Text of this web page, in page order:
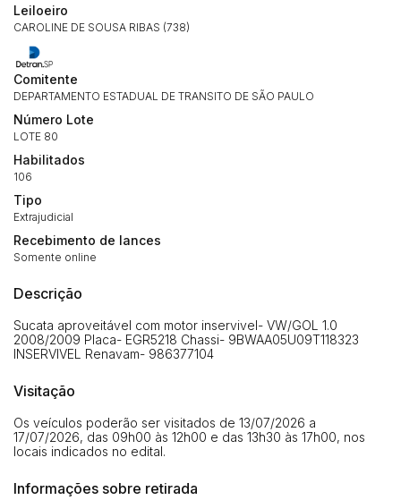
Leiloeiro
CAROLINE DE SOUSA RIBAS (738)
Comitente
DEPARTAMENTO ESTADUAL DE TRANSITO DE SÃO PAULO
Número Lote
LOTE 80
Habilitados
106
Tipo
Extrajudicial
Recebimento de lances
Somente online
Descrição
Sucata aproveitável com motor inservivel- VW/GOL 1.0
2008/2009 Placa- EGR5218 Chassi- 9BWAA05U09T118323
INSERVIVEL Renavam- 986377104
Visitação
Os veículos poderão ser visitados de 13/07/2026 a
17/07/2026, das 09h00 às 12h00 e das 13h30 às 17h00, nos
locais indicados no edital.
Informações sobre retirada
Envie sua Proposta
(Art. 895, CPC)